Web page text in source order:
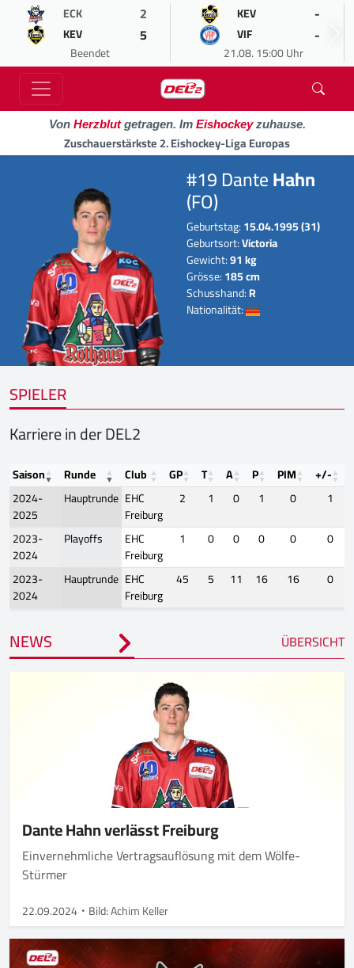
ECK 2
KEV 5
Beendet
KEV -
VIF -
21.08. 15:00 Uhr
Von Herzblutgetragen. Im Eishockeyzuhause.
Zuschauerstärkste 2. Eishockey-Liga Europas
#19 DanteHahn
(FO)
Geburtstag:15.04.1995 (31)
Geburtsort:Victoria
Gewicht:91 kg
Grösse:185 cm
Schusshand:R
Nationalität:
SPIELER
Karriere in der DEL2
Saison Runde Club GP T A P PIM +/-
2024-
2025
Hauptrunde EHC
Freiburg
2 1 0 1 0
1
2023-
2024
Playoffs
EHC
Freiburg
1 0 0 0 0
0
2023-
2024
Hauptrunde EHC
Freiburg
45 5 11 16 16 0
NEWS ÜBERSICHT
Dante Hahn verlässt Freiburg
Einvernehmliche Vertragsauflösung mit dem Wölfe-
Stürmer
22.09.2024 Bild: Achim Keller